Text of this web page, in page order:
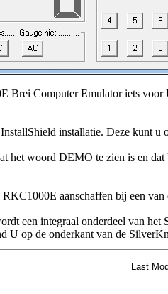
Brei Computer Emulator iets
installatie. Deze kunt u
het woord DEMO te zien is en
aanschaffen bij een van
een integraal onderdeel van
U op de onderkant van de
Last